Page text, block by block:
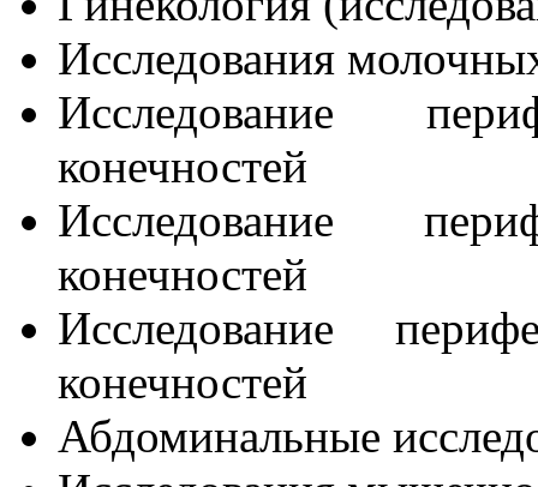
Исследования
Исследование
конечностей
Исследование
конечностей
Исследование
конечностей
Абдоминальные